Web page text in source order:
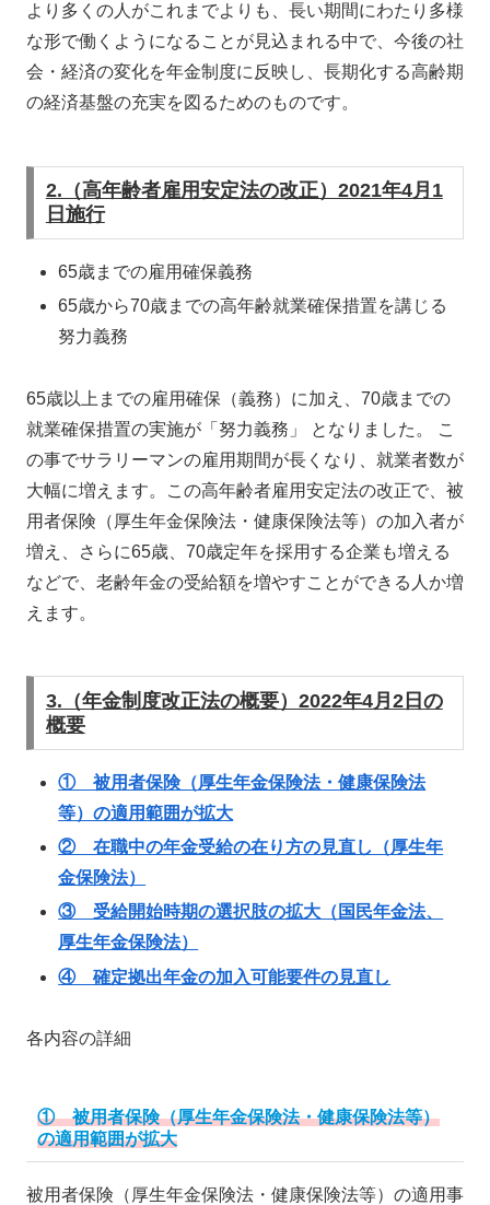
より多くの人がこれまでよりも、長い期間にわたり多様
な形で働くようになることが見込まれる中で、今後の社
会・経済の変化を年金制度に反映し、長期化する高齢期
の経済基盤の充実を図るためのものです。
2.（高年齢者雇用安定法の改正）2021年4月1
日施行
65歳までの雇用確保義務
65歳から70歳までの高年齢就業確保措置を講じる
努力義務
65歳以上までの雇用確保（義務）に加え、70歳までの
就業確保措置の実施が「努力義務」 となりました。 こ
の事でサラリーマンの雇用期間が長くなり、就業者数が
大幅に増えます。この高年齢者雇用安定法の改正で、被
用者保険（厚生年金保険法・健康保険法等）の加入者が
増え、さらに65歳、70歳定年を採用する企業も増える
などで、老齢年金の受給額を増やすことができる人か増
えます。
3.（年金制度改正法の概要）2022年4月2日の
概要
① 被用者保険（厚生年金保険法・健康保険法
等）の適用範囲が拡大
② 在職中の年金受給の在り方の見直し（厚生年
金保険法）
③ 受給開始時期の選択肢の拡大（国民年金法、
厚生年金保険法）
④ 確定拠出年金の加入可能要件の見直し
各内容の詳細
① 被用者保険（厚生年金保険法・健康保険法等）
の適用範囲が拡大
被用者保険（厚生年金保険法・健康保険法等）の適用事